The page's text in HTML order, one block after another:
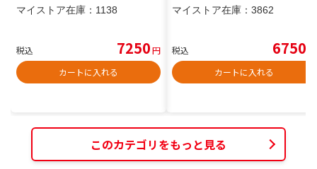
マイストア在庫： 1138
税込 7250円
カートに入れる
マイストア在庫： 3862
税込 6750
カートに入れる
このカテゴリをもっと見る